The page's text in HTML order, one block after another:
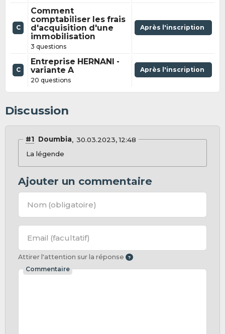
C
Comment
comptabiliser les frais
d'acquisition d'une
immobilisation
3 questions
Après l'inscription
C
Entreprise HERNANI -
variante A
20 questions
Après l'inscription
Discussion
#1 Doumbia
30.03.2023, 12:48
La légende
Ajouter un commentaire
Nom (obligatoire)
Email (facultatif)
Attirer l'attention sur la réponse
Commentaire